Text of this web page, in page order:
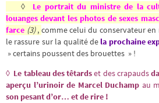
◊
Le portrait du ministre de la
louanges devant les photos de sexes
farce (3), comme celui du conservateur
le rassure sur la qualité dela prochaine
» certains poussent des brouettes » !
◊ Le tableau des têtardset des crapauds
aperçu l’urinoir de Marcel Duchamp au
son pesant d’or… et de rire !